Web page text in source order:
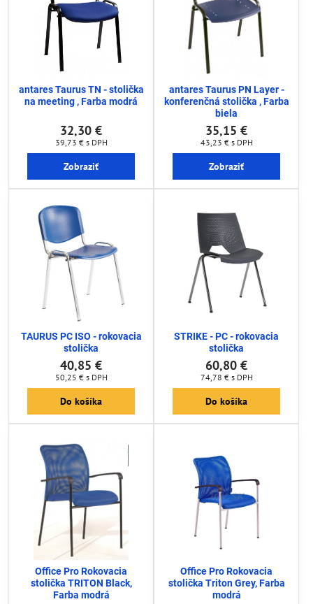
antares Taurus TN - stolička
na meeting , Farba modrá
32,30 €
39,73 € s DPH
Zobraziť
antares Taurus PN Layer -
konferenčná stolička , Farba
biela
35,15 €
43,23 € s DPH
Zobraziť
TAURUS PC ISO - rokovacia
stolička
40,85 €
50,25 € s DPH
Do košíka
STRIKE - PC - rokovacia
stolička
60,80 €
74,78 € s DPH
Do košíka
Office Pro Rokovacia
stolička TRITON Black,
Farba modrá
Office Pro Rokovacia
stolička Triton Grey, Farba
modrá